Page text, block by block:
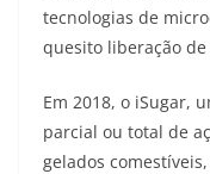
tecnologias de
quesito liberação de
Em 2018, o iSugar,
parcial ou total de
gelados